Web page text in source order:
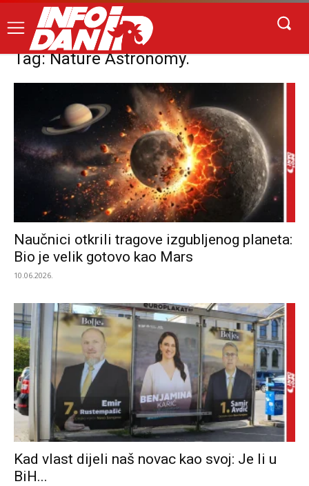
Tag: Nature Astronomy.
Naučnici otkrili tragove izgubljenog planeta:
Bio je velik gotovo kao Mars
10.06.2026.
Kad vlast dijeli naš novac kao svoj: Je li u
BiH...